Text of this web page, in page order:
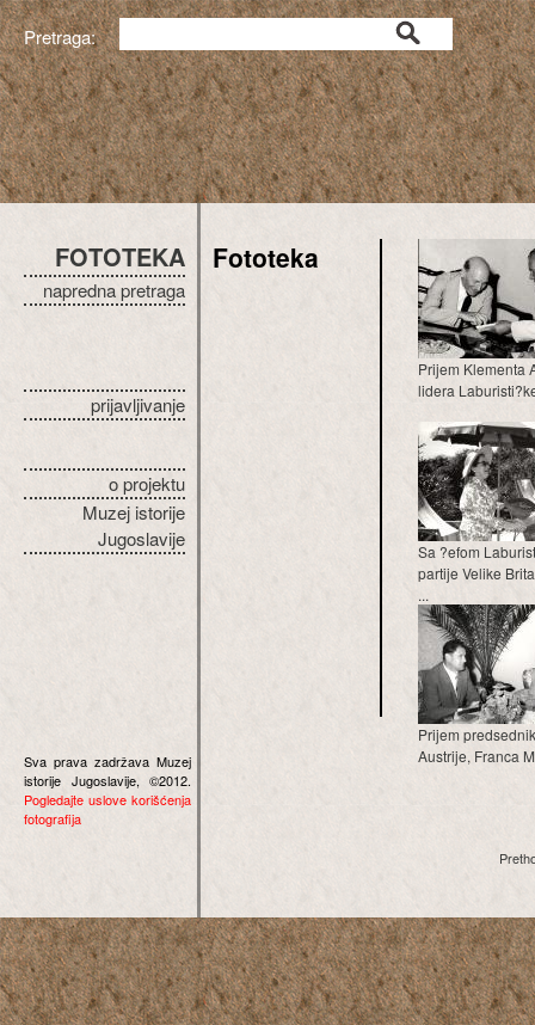
Pretraga:
FOTOTEKA
napredna pretraga
prijavljivanje
o projektu
Muzej istorije
Jugoslavije
Sva prava zadržava Muzej
istorije Jugoslavije, ©2012.
Pogledajte uslove korišćenja
fotografija
Fototeka
Prijem Klementa
lidera
Sa ?efom
partije Velike
...
Prijem
Austrije, Franca